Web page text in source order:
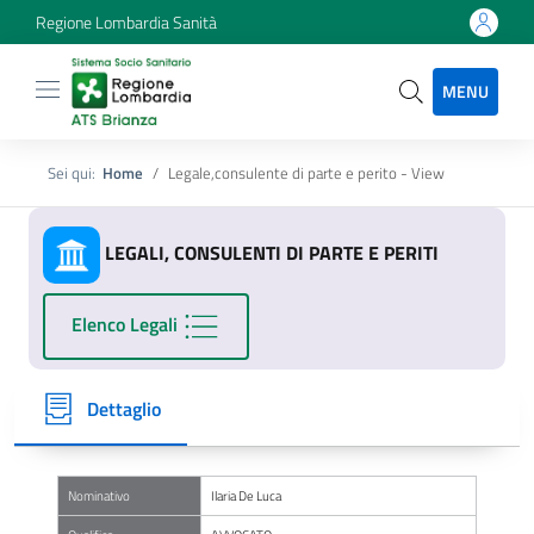
Regione Lombardia Sanità
MENU
Sei qui: Home Legale,consulente di parte e perito - View
LEGALI, CONSULENTI DI PARTE E PERITI
Elenco Legali
Dettaglio
Nominativo
Ilaria De Luca